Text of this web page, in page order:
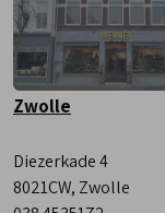
Zwolle
Diezerkade 4
8021CW, Zwolle